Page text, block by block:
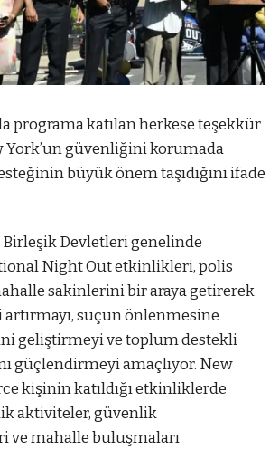
programa katılan herkese teşekkür
York’un güvenliğini korumada
büyük önem taşıdığını ifade
Birleşik Devletleri genelinde
Night Out etkinlikleri, polis
sakinlerini bir araya getirerek
artırmayı, suçun önlenmesine
geliştirmeyi ve toplum destekli
güçlendirmeyi amaçlıyor. New
kişinin katıldığı etkinliklerde
aktiviteler, güvenlik
ve mahalle buluşmaları